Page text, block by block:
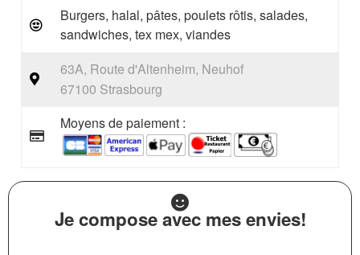
Burgers, halal, pâtes, poulets rôtis, salades,
sandwiches, tex mex, viandes
63A, Route d'Altenheim, Neuhof
67100 Strasbourg
Moyens de paiement :
Je compose avec mes envies!